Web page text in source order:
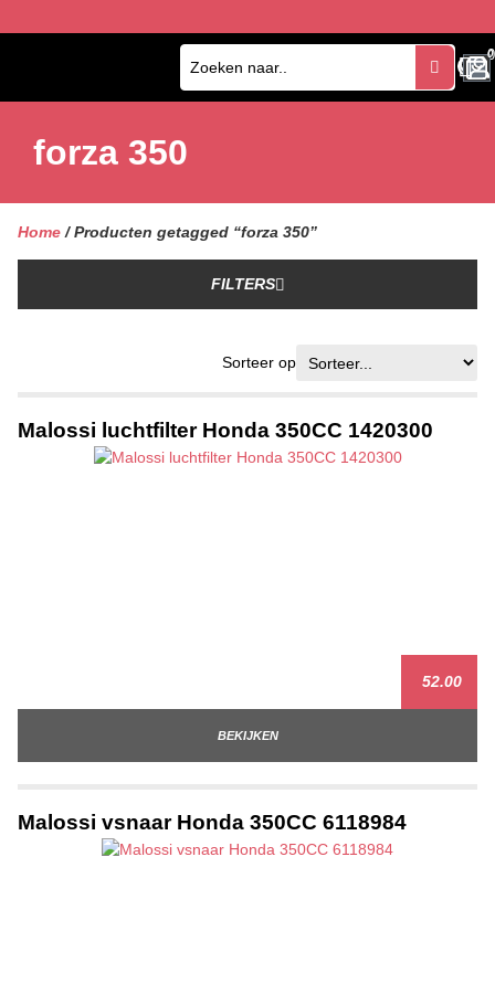
0
0
forza 350
Home / Producten getagged “forza 350”
FILTERS
Sorteer op
Malossi luchtfilter Honda 350CC 1420300
52.00
BEKIJKEN
Malossi vsnaar Honda 350CC 6118984